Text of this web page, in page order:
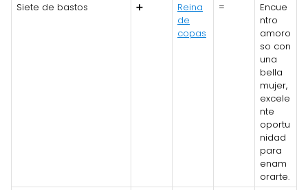
Siete de bastos
➕
Reina
de
copas
=
Encue
ntro
amoro
so con
una
bella
mujer,
excele
nte
oportu
nidad
para
enam
orarte.